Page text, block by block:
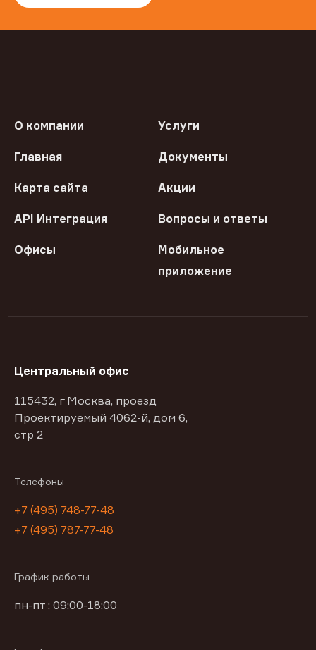
О компании Услуги
Главная Документы
Карта сайта Акции
API Интеграция Вопросы и ответы
Офисы
Мобильное
приложение
Центральный офис
115432, г Москва, проезд
Проектируемый 4062-й, дом 6,
стр 2
Телефоны
+7 (495) 748-77-48
+7 (495) 787-77-48
График работы
пн-пт : 09:00-18:00